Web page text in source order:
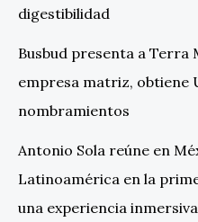
digestibilidad
Busbud presenta a Terra
empresa matriz, obtiene
nombramientos
Antonio Sola reúne en
Latinoamérica en la
una experiencia